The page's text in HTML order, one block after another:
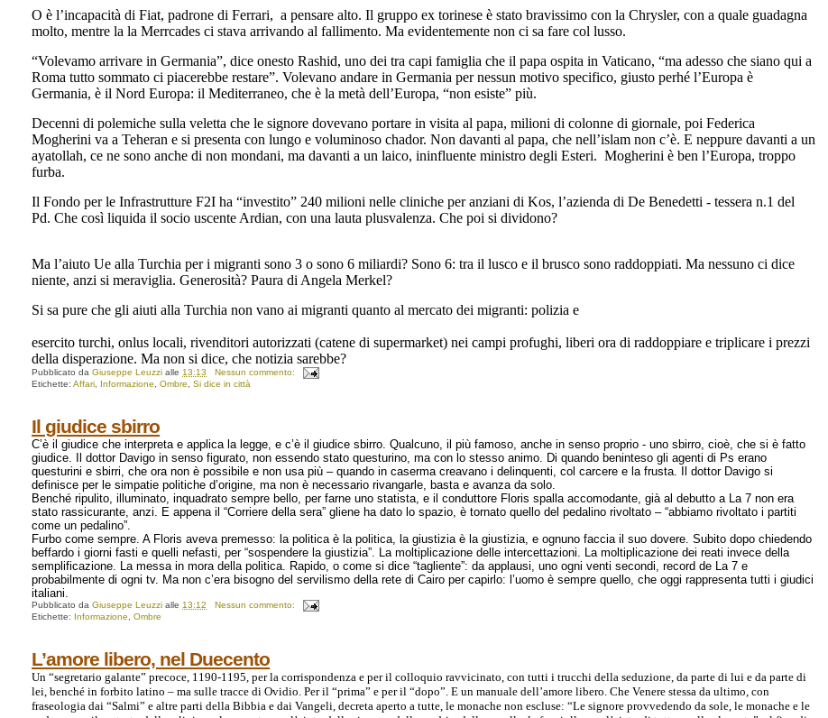
O è l’incapacità di Fiat, padrone di Ferrari, a pensare alto. Il gruppo ex torinese è stato bravissimo con la Chrysler, con a quale guadagna
molto, mentre la la Merrcades ci stava arrivando al fallimento. Ma evidentemente non ci sa fare col lusso.
“Volevamo arrivare in Germania”, dice onesto Rashid, uno dei tra capi famiglia che il papa ospita in Vaticano, “ma adesso che siano qui a
Roma tutto sommato ci piacerebbe restare”. Volevano andare in Germania per nessun motivo specifico, giusto perhé l’Europa è
Germania, è il Nord Europa: il Mediterraneo, che è la metà dell’Europa, “non esiste” più.
Decenni di polemiche sulla veletta che le signore dovevano portare in visita al papa, milioni di colonne di giornale, poi Federica
Mogherini va a Teheran e si presenta con lungo e voluminoso chador. Non davanti al papa, che nell’islam non c’è. E neppure davanti a un
ayatollah, ce ne sono anche di non mondani, ma davanti a un laico, ininfluente ministro degli Esteri. Mogherini è ben l’Europa, troppo
furba.
Il Fondo per le Infrastrutture F2I ha “investito” 240 milioni nelle cliniche per anziani di Kos, l’azienda di De Benedetti - tessera n.1 del
Pd. Che così liquida il socio uscente Ardian, con una lauta plusvalenza. Che poi si dividono?
Ma l’aiuto Ue alla Turchia per i migranti sono 3 o sono 6 miliardi? Sono 6: tra il lusco e il brusco sono raddoppiati. Ma nessuno ci dice
niente, anzi si meraviglia. Generosità? Paura di Angela Merkel?
Si sa pure che gli aiuti alla Turchia non vano ai migranti quanto al mercato dei migranti: polizia e
esercito turchi, onlus locali, rivenditori autorizzati (catene di supermarket) nei campi profughi, liberi ora di raddoppiare e triplicare i prezzi
della disperazione. Ma non si dice, che notizia sarebbe?
Pubblicato daGiuseppe Leuzzi alle 13:13
Nessun commento:
Etichette:Affari Informazione ,Ombre ,Si dice in città
Il giudice sbirro
C’è il giudice che interpreta e applica la legge, e c’è il giudice sbirro. Qualcuno, il più famoso, anche in senso proprio - uno sbirro, cioè, che si è fatto
giudice. Il dottor Davigo in senso figurato, non essendo stato questurino, ma con lo stesso animo. Di quando beninteso gli agenti di Ps erano
questurini e sbirri, che ora non è possibile e non usa più – quando in caserma creavano i delinquenti, col carcere e la frusta. Il dottor Davigo si
definisce per le simpatie politiche d’origine, ma non è necessario rivangarle, basta e avanza da solo.
Benché ripulito, illuminato, inquadrato sempre bello, per farne uno statista, e il conduttore Floris spalla accomodante, già al debutto a La 7 non era
stato rassicurante, anzi. E appena il “Corriere della sera” gliene ha dato lo spazio, è tornato quello del pedalino rivoltato – “abbiamo rivoltato i partiti
come un pedalino”.
Furbo come sempre. A Floris aveva premesso: la politica è la politica, la giustizia è la giustizia, e ognuno faccia il suo dovere. Subito dopo chiedendo
beffardo i giorni fasti e quelli nefasti, per “sospendere la giustizia”. La moltiplicazione delle intercettazioni. La moltiplicazione dei reati invece della
semplificazione. La messa in mora della politica. Rapido, o come si dice “tagliente”: da applausi, uno ogni venti secondi, record de La 7 e
probabilmente di ogni tv. Ma non c’era bisogno del servilismo della rete di Cairo per capirlo: l’uomo è sempre quello, che oggi rappresenta tutti i giudici
italiani.
Pubblicato daGiuseppe Leuzzi alle 13:12
Nessun commento:
Etichette: Informazione ,Ombre
L’amore libero, nel Duecento
Un “segretario galante” precoce, 1190-1195, per la corrispondenza e per il colloquio ravvicinato, con tutti i trucchi della seduzione, da parte di lui e da parte di
lei, benché in forbito latino – ma sulle tracce di Ovidio. Per il “prima” e per il “dopo”. E un manuale dell’amore libero. Che Venere stessa da ultimo, con
fraseologia dai “Salmi” e altre parti della Bibbia e dai Vangeli, decreta aperto a tutte, le monache non escluse: “Le signore provvedendo da sole, le monache e le